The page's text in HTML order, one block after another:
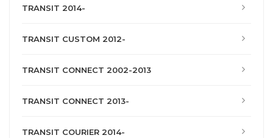
TRANSIT 2014-
TRANSIT CUSTOM 2012-
TRANSIT CONNECT 2002-2013
TRANSIT CONNECT 2013-
TRANSIT COURIER 2014-